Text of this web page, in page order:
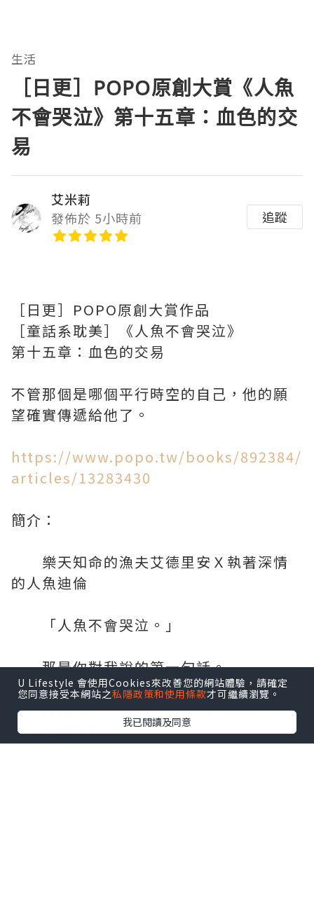
生活
［日更］POPO原創大賞《人魚
不會哭泣》第十五章：血色的交
易
艾米莉
發佈於 5小時前
追蹤
［日更］POPO原創大賞作品
［童話系耽美］《人魚不會哭泣》
第十五章：血色的交易
不管那個是哪個平行時空的自己，他的願
望確實傳遞給他了。
https://www.popo.tw/books/892384/
articles/13283430
簡介：
樂天知命的漁夫艾德里安Ｘ執著深情
的人魚迪倫
「人魚不會哭泣。」
那是你對我說的第一句話。
在找回你的時候，我會對你承諾：
「不會再讓你哭。」
U Lifestyle 會使用Cookies來改善您的網站體驗，請確定
您同意接受本網站之私隱政策和使用條款才可繼續瀏覽。
我已閱讀及同意